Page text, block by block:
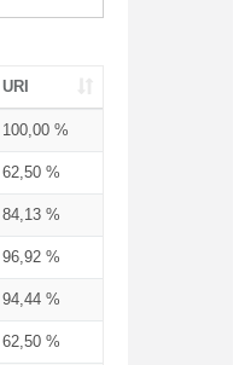
URI
100,00 %
62,50 %
84,13 %
96,92 %
94,44 %
62,50 %